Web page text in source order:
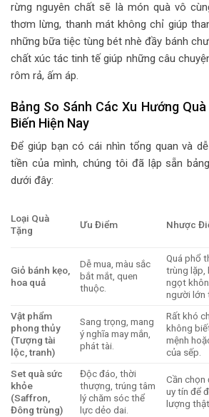
rừng nguyên chất sẽ là món quà vô
thơm lừng, thanh mát không chỉ giúp
những bữa tiệc tùng bét nhè đầy bánh
chất xúc tác tinh tế giúp những câu
rôm rả, ấm áp.
Bảng So Sánh Các Xu Hướng
Biến Hiện Nay
Để giúp bạn có cái nhìn tổng quan và
tiền của mình, chúng tôi đã lập sẵn
dưới đây:
Loại Quà
Tặng
Ưu Điểm Nhược
Giỏ bánh kẹo,
hoa quả
Dễ mua, màu sắc
bắt mắt, quen
thuộc.
Quá phổ
trùng lặp,
ngọt
người lớn
Vật phẩm
phong thủy
(Tượng tài
lộc, tranh)
Sang trọng, mang
ý nghĩa may mắn,
phát tài.
Rất khó
không
mệnh
của sếp.
Set quà sức
khỏe
(Saffron,
Đông trùng)
Độc đáo, thời
thượng, trúng tâm
lý chăm sóc thể
lực dẻo dai.
Cần chọn
uy tín để
lượng thật.